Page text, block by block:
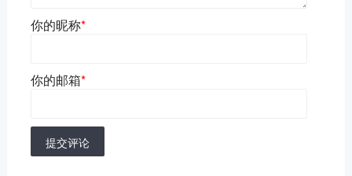
你的昵称*
你的邮箱*
提交评论